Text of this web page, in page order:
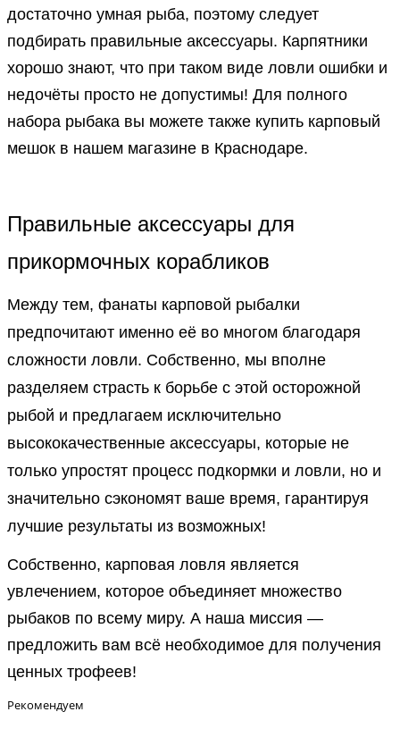
достаточно умная рыба, поэтому следует
подбирать правильные аксессуары. Карпятники
хорошо знают, что при таком виде ловли ошибки и
недочёты просто не допустимы! Для полного
набора рыбака вы можете также купить карповый
мешок в нашем магазине в Краснодаре.
Правильные аксессуары для
прикормочных корабликов
Между тем, фанаты карповой рыбалки
предпочитают именно её во многом благодаря
сложности ловли. Собственно, мы вполне
разделяем страсть к борьбе с этой осторожной
рыбой и предлагаем исключительно
высококачественные аксессуары, которые не
только упростят процесс подкормки и ловли, но и
значительно сэкономят ваше время, гарантируя
лучшие результаты из возможных!
Собственно, карповая ловля является
увлечением, которое объединяет множество
рыбаков по всему миру. А наша миссия —
предложить вам всё необходимое для получения
ценных трофеев!
Рекомендуем